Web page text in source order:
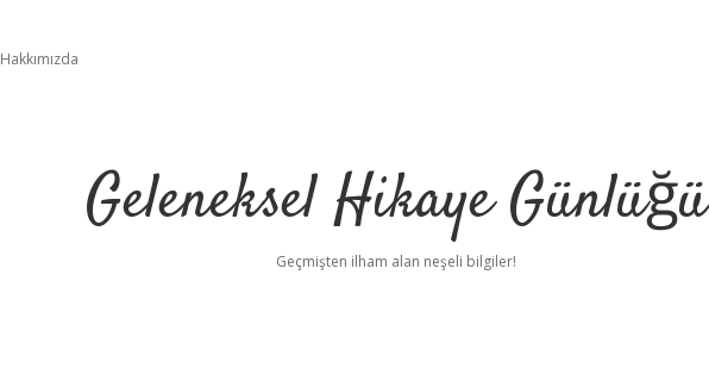
Hakkımızda
Geleneksel Hikaye Günlüğü
Geçmişten ilham alan neşeli bilgiler!